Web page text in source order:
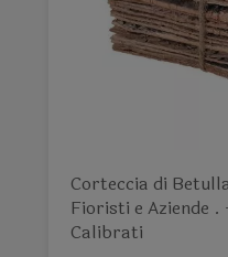
Corteccia di Betulla cm.
Fioristi e Aziende .
Calibrati